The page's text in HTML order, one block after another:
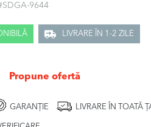
SDGA-9644
LIVRARE ÎN 1-2 ZILE
Propune ofertă
GARANȚIE LIVRARE ÎN TOATĂ